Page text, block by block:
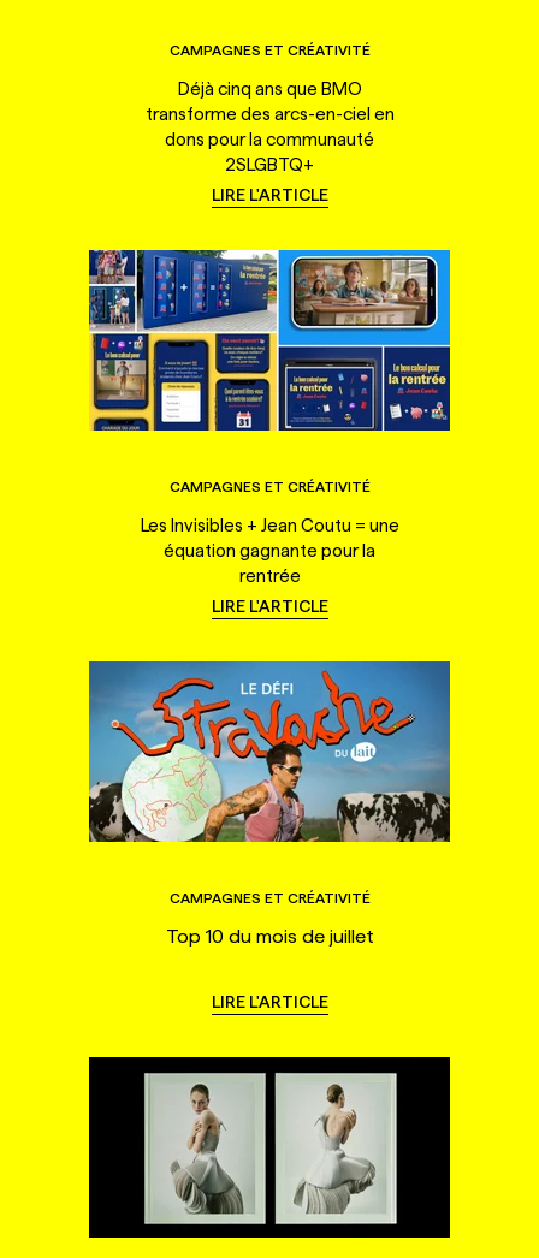
CAMPAGNES ET CRÉATIVITÉ
Déjà cinq ans que BMO
transforme des arcs-en-ciel en
dons pour la communauté
2SLGBTQ+
LIRE L'ARTICLE
CAMPAGNES ET CRÉATIVITÉ
Les Invisibles + Jean Coutu = une
équation gagnante pour la
rentrée
LIRE L'ARTICLE
CAMPAGNES ET CRÉATIVITÉ
Top 10 du mois de juillet
LIRE L'ARTICLE